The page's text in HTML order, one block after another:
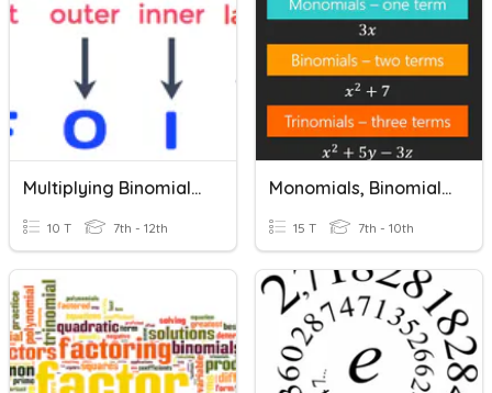
Multiplying Binomials Using FOIL
10 T 7th - 12th
Monomials, Binomials, And Trinomials
15 T 7th - 10th